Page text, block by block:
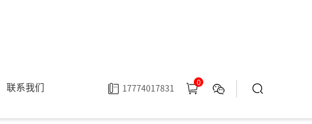
联系我们 17774017831
0